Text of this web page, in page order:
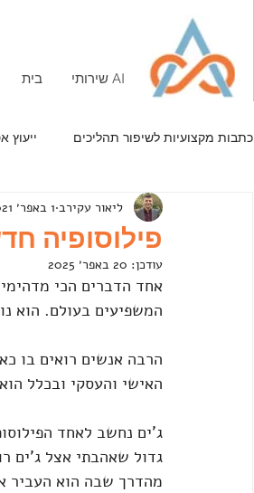
בית שירותי AI
כתבות מקצועיות לשיפור תהליכים ייעוץ
קידום אתרים אסטרטגיה
פילוסופיה
ליאור עקירב 1 באפר׳ 2021
עודכן: 20 באפר׳ 2025
אחד הדברים הכי
המשפיעים בעולם. הוא נולד ב 1930 ונפטר
הרבה אנשים רואים בו
האישי והעסקי ובכלל
ג'ים נחשב לאחד
גדול שאהבתי אצל ג'ים
מהדרך שבה הוא העביר